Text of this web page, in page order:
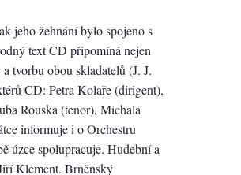
jeho žehnání bylo spojeno s
text CD připomíná nejen
tvorbu obou skladatelů (J. J.
CD: Petra Kolaře (dirigent),
Rouska (tenor), Michala
informuje i o Orchestru
úzce spolupracuje. Hudební a
Klement. Brněnský